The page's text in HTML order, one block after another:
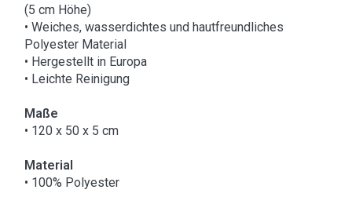
(5 cm Höhe)
• Weiches, wasserdichtes und hautfreundliches
Polyester Material
• Hergestellt in Europa
• Leichte Reinigung
Maße
• 120 x 50 x 5 cm
Material
• 100% Polyester